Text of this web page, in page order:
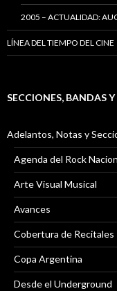
2005 – ACTUALIDAD:
LÍNEA DEL TIEMPO DEL CINE
SECCIONES, BANDAS
Adelantos, Notas y
Agenda del Rock
Arte Visual Musical
Avances
Cobertura de Recitales
Copa Argentina
Desde el Underground